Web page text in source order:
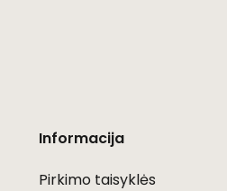
Informacija
Pirkimo taisyklės